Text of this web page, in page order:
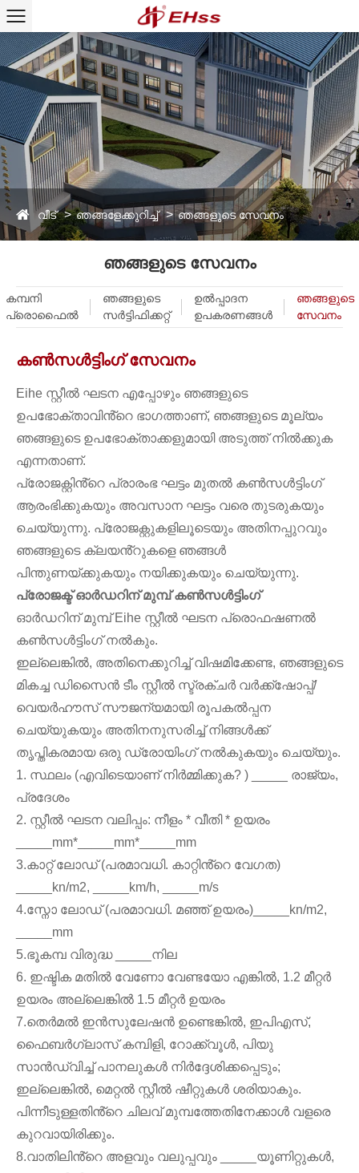
വീട് ഞങ്ങളേക്കുറിച്ച് ഞങ്ങളുടെ സേവനം
ഞങ്ങളുടെ സേവനം
കമ്പനി
പ്രൊഫൈൽ
ഞങ്ങളുടെ
സർട്ടിഫിക്കറ്റ്
ഉൽപ്പാദന
ഉപകരണങ്ങൾ
ഞങ്ങളുടെ
സേവനം
കൺസൾട്ടിംഗ് സേവനം
Eihe സ്റ്റീൽ ഘടന എപ്പോഴും ഞങ്ങളുടെ
ഉപഭോക്താവിൻ്റെ ഭാഗത്താണ്, ഞങ്ങളുടെ മൂല്യം
ഞങ്ങളുടെ ഉപഭോക്താക്കളുമായി അടുത്ത് നിൽക്കുക
എന്നതാണ്.
പ്രോജക്റ്റിൻ്റെ പ്രാരംഭ ഘട്ടം മുതൽ കൺസൾട്ടിംഗ്
ആരംഭിക്കുകയും അവസാന ഘട്ടം വരെ തുടരുകയും
ചെയ്യുന്നു. പ്രോജക്റ്റുകളിലൂടെയും അതിനപ്പുറവും
ഞങ്ങളുടെ ക്ലയൻ്റുകളെ ഞങ്ങൾ
പിന്തുണയ്ക്കുകയും നയിക്കുകയും ചെയ്യുന്നു.
പ്രോജക്ട് ഓർഡറിന് മുമ്പ് കൺസൾട്ടിംഗ്
ഓർഡറിന് മുമ്പ് Eihe സ്റ്റീൽ ഘടന പ്രൊഫഷണൽ
കൺസൾട്ടിംഗ് നൽകും.
ഇല്ലെങ്കിൽ, അതിനെക്കുറിച്ച് വിഷമിക്കേണ്ട, ഞങ്ങളുടെ
മികച്ച ഡിസൈൻ ടീം സ്റ്റീൽ സ്ട്രക്ചർ വർക്ക്ഷോപ്പ്/
വെയർഹൗസ് സൗജന്യമായി രൂപകൽപ്പന
ചെയ്യുകയും അതിനനുസരിച്ച് നിങ്ങൾക്ക്
തൃപ്തികരമായ ഒരു ഡ്രോയിംഗ് നൽകുകയും ചെയ്യും.
1. സ്ഥലം (എവിടെയാണ് നിർമ്മിക്കുക? ) _____ രാജ്യം,
പ്രദേശം
2. സ്റ്റീൽ ഘടന വലിപ്പം: നീളം * വീതി * ഉയരം
_____mm*_____mm*_____mm
3.കാറ്റ് ലോഡ് (പരമാവധി. കാറ്റിൻ്റെ വേഗത)
_____kn/m2, _____km/h, _____m/s
4.സ്നോ ലോഡ് (പരമാവധി. മഞ്ഞ് ഉയരം)_____kn/m2,
_____mm
5.ഭൂകമ്പ വിരുദ്ധ _____നില
6. ഇഷ്ടിക മതിൽ വേണോ വേണ്ടയോ എങ്കിൽ, 1.2 മീറ്റർ
ഉയരം അല്ലെങ്കിൽ 1.5 മീറ്റർ ഉയരം
7.തെർമൽ ഇൻസുലേഷൻ ഉണ്ടെങ്കിൽ, ഇപിഎസ്,
ഫൈബർഗ്ലാസ് കമ്പിളി, റോക്ക്വൂൾ, പിയു
സാൻഡ്വിച്ച് പാനലുകൾ നിർദ്ദേശിക്കപ്പെടും;
ഇല്ലെങ്കിൽ, മെറ്റൽ സ്റ്റീൽ ഷീറ്റുകൾ ശരിയാകും.
പിന്നീടുള്ളതിൻ്റെ ചിലവ് മുമ്പത്തേതിനേക്കാൾ വളരെ
കുറവായിരിക്കും.
8.വാതിലിൻ്റെ അളവും വലുപ്പവും _____യൂണിറ്റുകൾ,